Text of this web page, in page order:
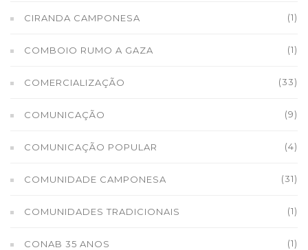
CIRANDA CAMPONESA (1)
COMBOIO RUMO A GAZA (1)
COMERCIALIZAÇÃO (33)
COMUNICAÇÃO (9)
COMUNICAÇÃO POPULAR (4)
COMUNIDADE CAMPONESA (31)
COMUNIDADES TRADICIONAIS (1)
CONAB 35 ANOS (1)